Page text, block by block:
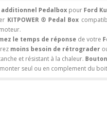
Pedalbox pour Ford
KITPOWER ® Pedal Box
le temps de réponse de votre
moins besoin de rétrograder
et résistant à la chaleur.
seul ou en complement du